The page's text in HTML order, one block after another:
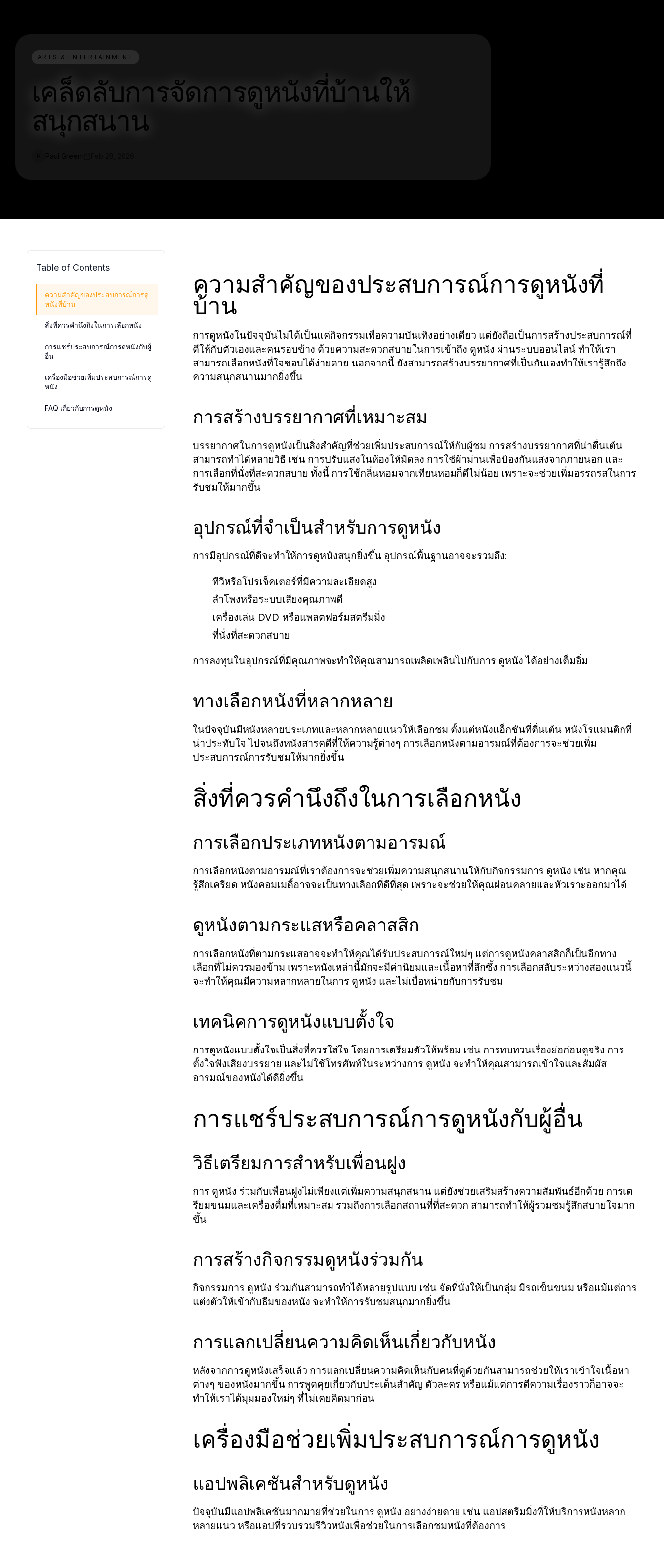
ARTS & ENTERTAINMENT
เคล็ดลับการจัดการดูหนังที่บ้านให้
สนุกสนาน
Table of Contents
ความสำคัญของประสบการณ์การดู
หนังที่บ้าน
สิ่งที่ควรคำนึงถึงในการเลือกหนัง
การแชร์ประสบการณ์การดูหนังกับผู้
อื่น
เครื่องมือช่วยเพิ่มประสบการณ์การดู
หนัง
FAQ เกี่ยวกับการดูหนัง
ความสำคัญของประสบการณ์การดูหนังที่
บ้าน
การดูหนังในปัจจุบันไม่ได้เป็นแค่กิจกรรมเพื่อความบันเทิงอย่างเดียว แต่ยังถือเป็นการสร้างประสบการณ์ที่
ดีให้กับตัวเองและคนรอบข้าง ด้วยความสะดวกสบายในการเข้าถึง ดูหนัง ผ่านระบบออนไลน์ ทำให้เรา
สามารถเลือกหนังที่ใจชอบได้ง่ายดาย นอกจากนี้ ยังสามารถสร้างบรรยากาศที่เป็นกันเองทำให้เรารู้สึกถึง
ความสนุกสนานมากยิ่งขึ้น
การสร้างบรรยากาศที่เหมาะสม
บรรยากาศในการดูหนังเป็นสิ่งสำคัญที่ช่วยเพิ่มประสบการณ์ให้กับผู้ชม การสร้างบรรยากาศที่น่าตื่นเต้น
สามารถทำได้หลายวิธี เช่น การปรับแสงในห้องให้มืดลง การใช้ผ้าม่านเพื่อป้องกันแสงจากภายนอก และ
การเลือกที่นั่งที่สะดวกสบาย ทั้งนี้ การใช้กลิ่นหอมจากเทียนหอมก็ดีไม่น้อย เพราะจะช่วยเพิ่มอรรถรสในการ
รับชมให้มากขึ้น
อุปกรณ์ที่จำเป็นสำหรับการดูหนัง
การมีอุปกรณ์ที่ดีจะทำให้การดูหนังสนุกยิ่งขึ้น อุปกรณ์พื้นฐานอาจจะรวมถึง:
ทีวีหรือโปรเจ็คเตอร์ที่มีความละเอียดสูง
ลำโพงหรือระบบเสียงคุณภาพดี
เครื่องเล่น DVD หรือแพลตฟอร์มสตรีมมิ่ง
ที่นั่งที่สะดวกสบาย
การลงทุนในอุปกรณ์ที่มีคุณภาพจะทำให้คุณสามารถเพลิดเพลินไปกับการ ดูหนัง ได้อย่างเต็มอิ่ม
ทางเลือกหนังที่หลากหลาย
ในปัจจุบันมีหนังหลายประเภทและหลากหลายแนวให้เลือกชม ตั้งแต่หนังแอ็กชันที่ตื่นเต้น หนังโรแมนติกที่
น่าประทับใจ ไปจนถึงหนังสารคดีที่ให้ความรู้ต่างๆ การเลือกหนังตามอารมณ์ที่ต้องการจะช่วยเพิ่ม
ประสบการณ์การรับชมให้มากยิ่งขึ้น
สิ่งที่ควรคำนึงถึงในการเลือกหนัง
การเลือกประเภทหนังตามอารมณ์
การเลือกหนังตามอารมณ์ที่เราต้องการจะช่วยเพิ่มความสนุกสนานให้กับกิจกรรมการ ดูหนัง เช่น หากคุณ
รู้สึกเครียด หนังคอมเมดี้อาจจะเป็นทางเลือกที่ดีที่สุด เพราะจะช่วยให้คุณผ่อนคลายและหัวเราะออกมาได้
ดูหนังตามกระแสหรือคลาสสิก
การเลือกหนังที่ตามกระแสอาจจะทำให้คุณได้รับประสบการณ์ใหม่ๆ แต่การดูหนังคลาสสิกก็เป็นอีกทาง
เลือกที่ไม่ควรมองข้าม เพราะหนังเหล่านี้มักจะมีค่านิยมและเนื้อหาที่ลึกซึ้ง การเลือกสลับระหว่างสองแนวนี้
จะทำให้คุณมีความหลากหลายในการ ดูหนัง และไม่เบื่อหน่ายกับการรับชม
เทคนิคการดูหนังแบบตั้งใจ
การดูหนังแบบตั้งใจเป็นสิ่งที่ควรใส่ใจ โดยการเตรียมตัวให้พร้อม เช่น การทบทวนเรื่องย่อก่อนดูจริง การ
ตั้งใจฟังเสียงบรรยาย และไม่ใช้โทรศัพท์ในระหว่างการ ดูหนัง จะทำให้คุณสามารถเข้าใจและสัมผัส
อารมณ์ของหนังได้ดียิ่งขึ้น
การแชร์ประสบการณ์การดูหนังกับผู้อื่น
วิธีเตรียมการสำหรับเพื่อนฝูง
การ ดูหนัง ร่วมกับเพื่อนฝูงไม่เพียงแต่เพิ่มความสนุกสนาน แต่ยังช่วยเสริมสร้างความสัมพันธ์อีกด้วย การเต
รียมขนมและเครื่องดื่มที่เหมาะสม รวมถึงการเลือกสถานที่ที่สะดวก สามารถทำให้ผู้ร่วมชมรู้สึกสบายใจมาก
ขึ้น
การสร้างกิจกรรมดูหนังร่วมกัน
กิจกรรมการ ดูหนัง ร่วมกันสามารถทำได้หลายรูปแบบ เช่น จัดที่นั่งให้เป็นกลุ่ม มีรถเข็นขนม หรือแม้แต่การ
แต่งตัวให้เข้ากับธีมของหนัง จะทำให้การรับชมสนุกมากยิ่งขึ้น
การแลกเปลี่ยนความคิดเห็นเกี่ยวกับหนัง
หลังจากการดูหนังเสร็จแล้ว การแลกเปลี่ยนความคิดเห็นกับคนที่ดูด้วยกันสามารถช่วยให้เราเข้าใจเนื้อหา
ต่างๆ ของหนังมากขึ้น การพูดคุยเกี่ยวกับประเด็นสำคัญ ตัวละคร หรือแม้แต่การตีความเรื่องราวก็อาจจะ
ทำให้เราได้มุมมองใหม่ๆ ที่ไม่เคยคิดมาก่อน
เครื่องมือช่วยเพิ่มประสบการณ์การดูหนัง
แอปพลิเคชันสำหรับดูหนัง
ปัจจุบันมีแอปพลิเคชันมากมายที่ช่วยในการ ดูหนัง อย่างง่ายดาย เช่น แอปสตรีมมิ่งที่ให้บริการหนังหลาก
หลายแนว หรือแอปที่รวบรวมรีวิวหนังเพื่อช่วยในการเลือกชมหนังที่ต้องการ